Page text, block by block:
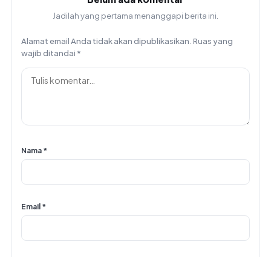
Jadilah yang pertama menanggapi berita ini.
Alamat email Anda tidak akan dipublikasikan. Ruas yang
wajib ditandai *
Nama *
Email *